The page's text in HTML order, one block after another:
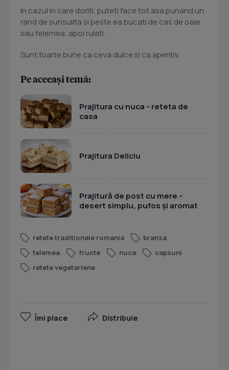
In cazul in care doriti, puteti face tot asa punand un
rand de sunsulita si peste ea bucati de cas de oaie
sau telemea, apoi rulati.
Sunt foarte bune ca ceva dulce si ca aperitiv.
Pe aceeași temă:
Prajitura cu nuca - reteta de
casa
Prajitura Deliciu
Prajitură de post cu mere –
desert simplu, pufos și aromat
retete traditionale romania
branza
telemea
fructe nuca
capsuni
retete vegetariene
Îmi place Distribuie